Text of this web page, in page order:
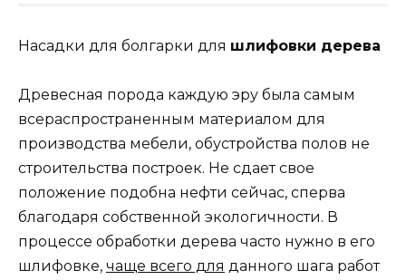
Насадки для болгарки для шлифовки дерева
Древесная порода каждую эру была самым
всераспространенным материалом для
производства мебели, обустройства полов не
строительства построек. Не сдает свое
положение подобна нефти сейчас, сперва
благодаря собственной экологичности. В
процессе обработки дерева часто нужно в его
шлифовке, чаще всего для данного шага работ